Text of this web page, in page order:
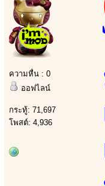
ความหื่น : 0
ออฟไลน์
กระทู้: 71,697
โพสต์: 4,936